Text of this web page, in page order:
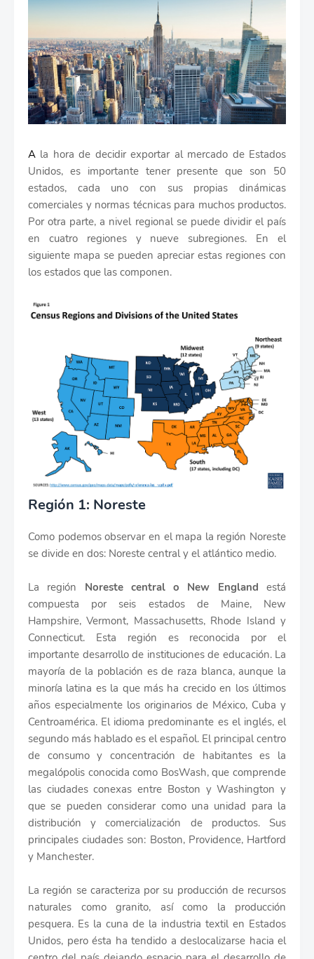
A la hora de decidir exportar al mercado de Estados
Unidos, es importante tener presente que son 50
estados, cada uno con sus propias dinámicas
comerciales y normas técnicas para muchos productos.
Por otra parte, a nivel regional se puede dividir el país
en cuatro regiones y nueve subregiones. En el
siguiente mapa se pueden apreciar estas regiones con
los estados que las componen.
Región 1: Noreste
Como podemos observar en el mapa la región Noreste
se divide en dos: Noreste central y el atlántico medio.
La región Noreste central o New England está
compuesta por seis estados de Maine, New
Hampshire, Vermont, Massachusetts, Rhode Island y
Connecticut. Esta región es reconocida por el
importante desarrollo de instituciones de educación. La
mayoría de la población es de raza blanca, aunque la
minoría latina es la que más ha crecido en los últimos
años especialmente los originarios de México, Cuba y
Centroamérica. El idioma predominante es el inglés, el
segundo más hablado es el español. El principal centro
de consumo y concentración de habitantes es la
megalópolis conocida como BosWash, que comprende
las ciudades conexas entre Boston y Washington y
que se pueden considerar como una unidad para la
distribución y comercialización de productos. Sus
principales ciudades son: Boston, Providence, Hartford
y Manchester.
La región se caracteriza por su producción de recursos
naturales como granito, así como la producción
pesquera. Es la cuna de la industria textil en Estados
Unidos, pero ésta ha tendido a deslocalizarse hacia el